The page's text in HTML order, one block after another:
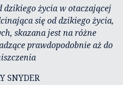
życia w otaczającej
się od dzikiego życia,
skazana jest na różne
prawdopodobnie aż do
SNYDER